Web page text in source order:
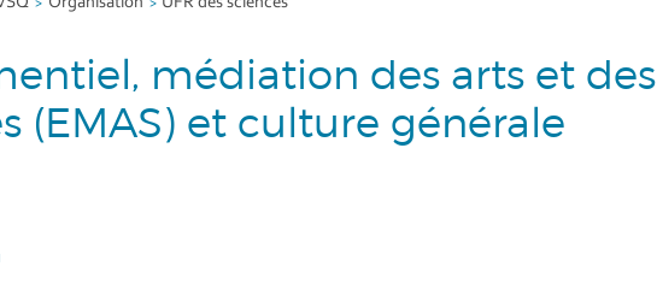
médiation des arts et des
(EMAS) et culture générale